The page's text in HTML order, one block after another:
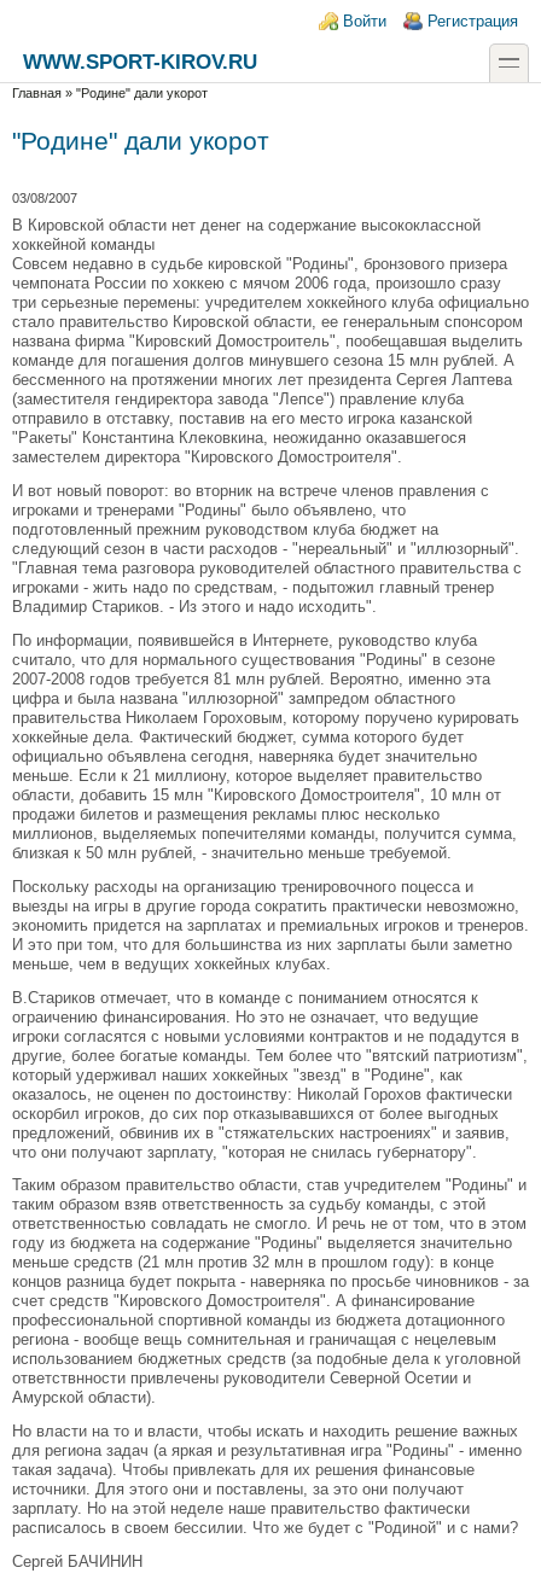
Login links
Войти Регистрация
WWW.SPORT-KIROV.RU
toggle
Вы здесь
Главная » "Родине" дали укорот
"Родине" дали укорот
03/08/2007
В Кировской области нет денег на содержание высококлассной
хоккейной команды
Совсем недавно в судьбе кировской "Родины", бронзового призера
чемпоната России по хоккею с мячом 2006 года, произошло сразу
три серьезные перемены: учредителем хоккейного клуба официально
стало правительство Кировской области, ее генеральным спонсором
названа фирма "Кировский Домостроитель", пообещавшая выделить
команде для погашения долгов минувшего сезона 15 млн рублей. А
бессменного на протяжении многих лет президента Сергея Лаптева
(заместителя гендиректора завода "Лепсе") правление клуба
отправило в отставку, поставив на его место игрока казанской
"Ракеты" Константина Клековкина, неожиданно оказавшегося
заместелем директора "Кировского Домостроителя".
И вот новый поворот: во вторник на встрече членов правления с
игроками и тренерами "Родины" было объявлено, что
подготовленный прежним руководством клуба бюджет на
следующий сезон в части расходов - "нереальный" и "иллюзорный".
"Главная тема разговора руководителей областного правительства с
игроками - жить надо по средствам, - подытожил главный тренер
Владимир Стариков. - Из этого и надо исходить".
По информации, появившейся в Интернете, руководство клуба
считало, что для нормального существования "Родины" в сезоне
2007-2008 годов требуется 81 млн рублей. Вероятно, именно эта
цифра и была названа "иллюзорной" зампредом областного
правительства Николаем Гороховым, которому поручено курировать
хоккейные дела. Фактический бюджет, сумма которого будет
официально объявлена сегодня, наверняка будет значительно
меньше. Если к 21 миллиону, которое выделяет правительство
области, добавить 15 млн "Кировского Домостроителя", 10 млн от
продажи билетов и размещения рекламы плюс несколько
миллионов, выделяемых попечителями команды, получится сумма,
близкая к 50 млн рублей, - значительно меньше требуемой.
Поскольку расходы на организацию тренировочного поцесса и
выезды на игры в другие города сократить практически невозможно,
экономить придется на зарплатах и премиальных игроков и тренеров.
И это при том, что для большинства из них зарплаты были заметно
меньше, чем в ведущих хоккейных клубах.
В.Стариков отмечает, что в команде с пониманием относятся к
ограичению финансирования. Но это не означает, что ведущие
игроки согласятся с новыми условиями контрактов и не подадутся в
другие, более богатые команды. Тем более что "вятский патриотизм",
который удерживал наших хоккейных "звезд" в "Родине", как
оказалось, не оценен по достоинству: Николай Горохов фактически
оскорбил игроков, до сих пор отказывавшихся от более выгодных
предложений, обвинив их в "стяжательских настроениях" и заявив,
что они получают зарплату, "которая не снилась губернатору".
Таким образом правительство области, став учредителем "Родины" и
таким образом взяв ответственность за судьбу команды, с этой
ответственностью совладать не смогло. И речь не от том, что в этом
году из бюджета на содержание "Родины" выделяется значительно
меньше средств (21 млн против 32 млн в прошлом году): в конце
концов разница будет покрыта - наверняка по просьбе чиновников - за
счет средств "Кировского Домостроителя". А финансирование
профессиональной спортивной команды из бюджета дотационного
региона - вообще вещь сомнительная и граничащая с нецелевым
использованием бюджетных средств (за подобные дела к уголовной
ответствнности привлечены руководители Северной Осетии и
Амурской области).
Но власти на то и власти, чтобы искать и находить решение важных
для региона задач (а яркая и результативная игра "Родины" - именно
такая задача). Чтобы привлекать для их решения финансовые
источники. Для этого они и поставлены, за это они получают
зарплату. Но на этой неделе наше правительство фактически
расписалось в своем бессилии. Что же будет с "Родиной" и с нами?
Сергей БАЧИНИН